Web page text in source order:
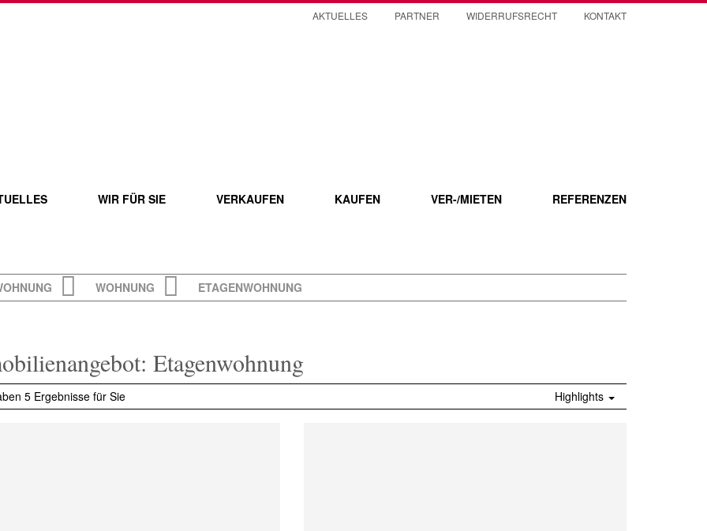
WIR FÜR SIE VERKAUFEN KAUFEN VER-/MIETEN REFERENZEN
AKTUELLES PARTNER WIDERRUFSRECHT KONTAKT
WOHNUNG ETAGENWOHNUNG
Etagenwohnung
5 Ergebnisse für Sie Highlights